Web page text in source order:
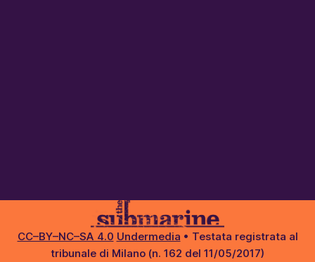
CC–BY–NC–SA 4.0 Undermedia • Testata registrata al
tribunale di Milano (n. 162 del 11/05/2017)